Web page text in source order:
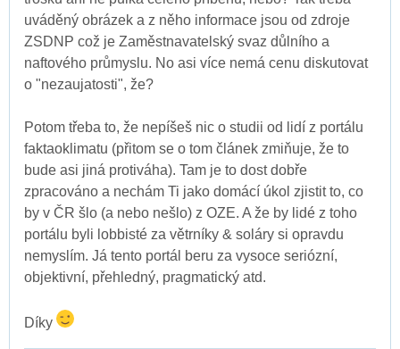
uváděný obrázek a z něho informace jsou od zdroje
ZSDNP což je Zaměstnavatelský svaz důlního a
naftového průmyslu. No asi více nemá cenu diskutovat
o "nezaujatosti", že?
Potom třeba to, že nepíšeš nic o studii od lidí z portálu
faktaoklimatu (přitom se o tom článek zmiňuje, že to
bude asi jiná protiváha). Tam je to dost dobře
zpracováno a nechám Ti jako domácí úkol zjistit to, co
by v ČR šlo (a nebo nešlo) z OZE. A že by lidé z toho
portálu byli lobbisté za větrníky & soláry si opravdu
nemyslím. Já tento portál beru za vysoce seriózní,
objektivní, přehledný, pragmatický atd.
Díky